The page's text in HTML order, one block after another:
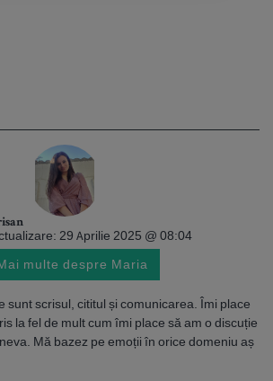
29 Aprilie 2025 @ 08:04
multe despre Maria
sunt scrisul, cititul și comunicarea. Îmi place
la fel de mult cum îmi place să am o discuție
Mă bazez pe emoții în orice domeniu aș